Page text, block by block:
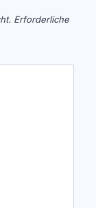
Erforderliche